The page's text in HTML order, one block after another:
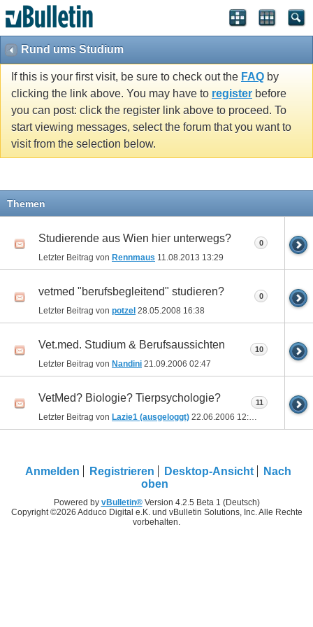
Rund ums Studium
If this is your first visit, be sure to check out the FAQ by
clicking the link above. You may have to register before
you can post: click the register link above to proceed. To
start viewing messages, select the forum that you want to
visit from the selection below.
Themen
Studierende aus Wien hier unterwegs?
Letzter Beitrag von Rennmaus 11.08.2013 13:29
0
vetmed "berufsbegleitend" studieren?
Letzter Beitrag von potzel 28.05.2008 16:38
0
Vet.med. Studium & Berufsaussichten
Letzter Beitrag von Nandini 21.09.2006 02:47
10
VetMed? Biologie? Tierpsychologie?
Letzter Beitrag von Lazie1 (ausgeloggt) 22.06.2006 12:14
11
Anmelden Registrieren Desktop-Ansicht
Nach
oben
Powered by vBulletin®Version 4.2.5 Beta 1 (Deutsch)
Copyright ©2026 Adduco Digital e.K. und vBulletin Solutions, Inc. Alle Rechte
vorbehalten.